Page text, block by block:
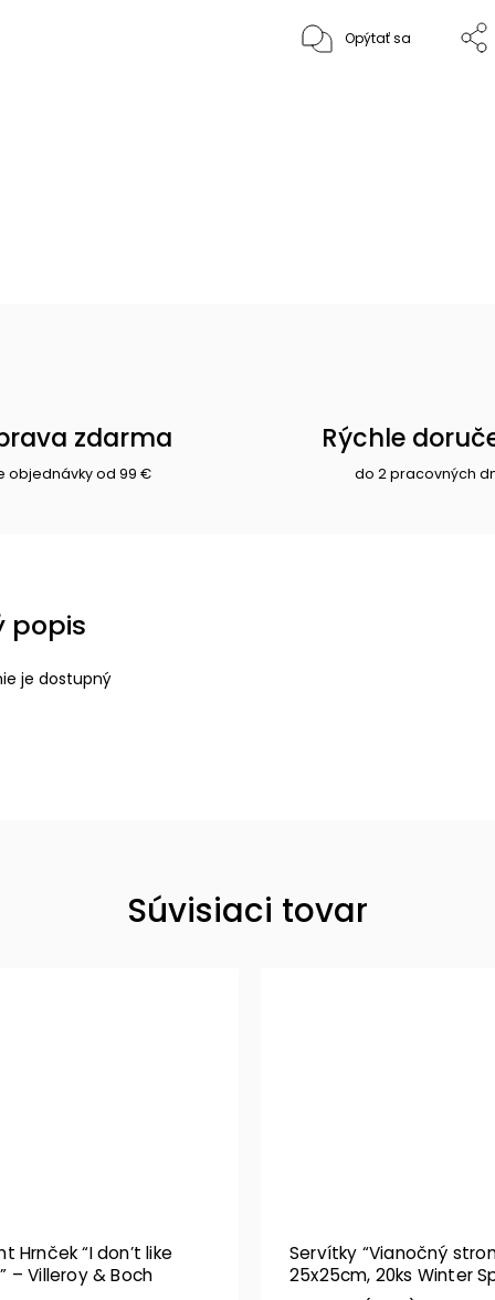
Opýtať sa
zdarma
objednávky od 99 €
Rýchle
do 2 pracovných
popis
je dostupný
Súvisiaci tovar
Hrnček “I don’t like
– Villeroy & Boch
Servítky “Vianočný
25x25cm, 20ks Winter